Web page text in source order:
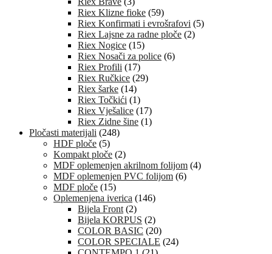
Riex Klizne fioke (59)
Riex Konfirmati i evrošrafovi (5)
Riex Lajsne za radne ploče (2)
Riex Nogice (15)
Riex Nosači za police (6)
Riex Profili (17)
Riex Ručkice (29)
Riex šarke (14)
Riex Točkići (1)
Riex Vješalice (17)
Riex Zidne šine (1)
Pločasti materijali (248)
HDF ploče (5)
Kompakt ploče (2)
MDF oplemenjen akrilnom folijom (4)
MDF oplemenjen PVC folijom (6)
MDF ploče (15)
Oplemenjena iverica (146)
Bijela Front (2)
Bijela KORPUS (2)
COLOR BASIC (20)
COLOR SPECIALE (24)